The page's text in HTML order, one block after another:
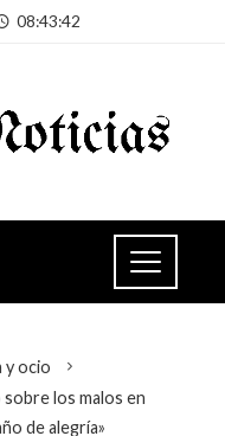
08:43:43
y ocio
los malos en
de alegría»